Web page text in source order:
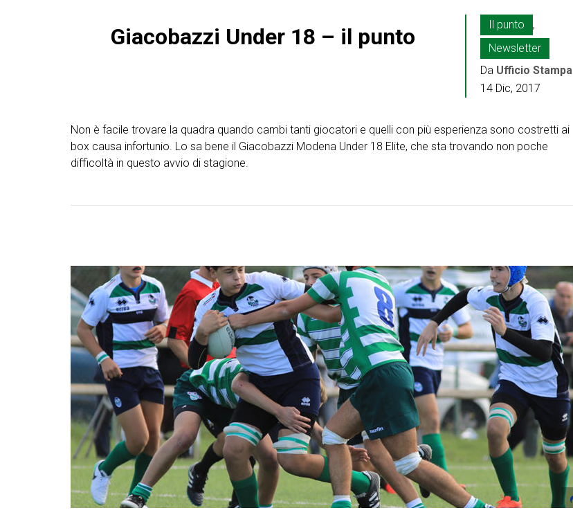
Giacobazzi Under 18 – il punto Il punto
,
Newsletter
Da Ufficio Stampa
14 Dic, 2017
Non è facile trovare la quadra quando cambi tanti giocatori e quelli con più esperienza sono costretti ai
box causa infortunio. Lo sa bene il Giacobazzi Modena Under 18 Elite, che sta trovando non poche
difficoltà in questo avvio di stagione.